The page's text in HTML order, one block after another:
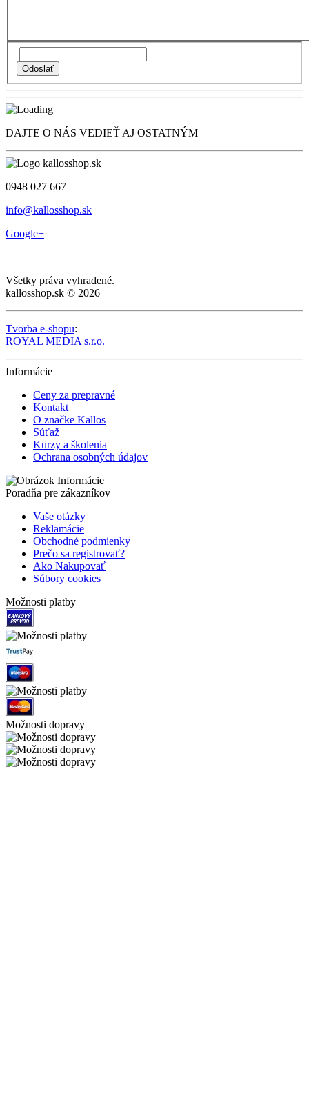
DAJTE O NÁS VEDIEŤ AJ OSTATNÝM
0948 027 667
info@kallosshop.sk
Google+
Všetky práva vyhradené.
kallosshop.sk © 2026
Tvorba e-shopu:
ROYAL MEDIA s.r.o.
Informácie
Ceny za prepravné
Kontakt
O značke Kallos
Súťaž
Kurzy a školenia
Ochrana osobných údajov
Poradňa pre zákazníkov
Vaše otázky
Reklamácie
Obchodné podmienky
Prečo sa registrovať?
Ako Nakupovať
Súbory cookies
Možnosti platby
Možnosti dopravy